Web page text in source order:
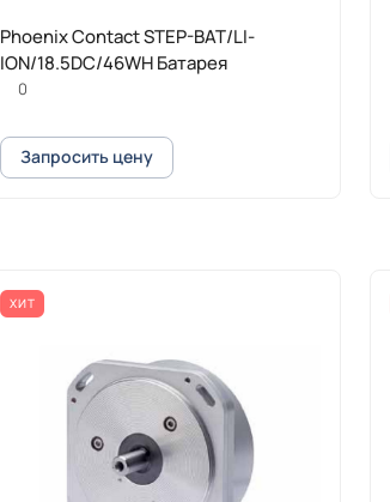
Phoenix Contact STEP-BAT/LI-
ION/18.5DC/46WH Батарея
0
Запросить цену
ХИТ